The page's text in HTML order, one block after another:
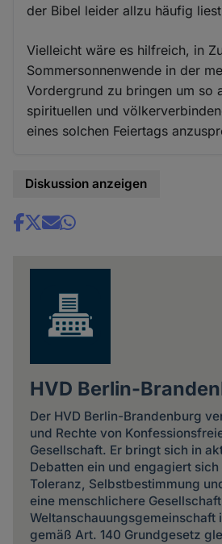
der Bibel leider allzu häufig
Vielleicht wäre es hilfreich, in
Sommersonnenwende in der
Vordergrund zu bringen um so
spirituellen und
eines solchen Feiertags
Diskussion anzeigen
Share
HVD Berlin-
Der HVD Berlin-Brandenburg
und Rechte von
Gesellschaft. Er bringt sich in
Debatten ein und engagiert
Toleranz, Selbstbestimmung
eine menschlichere
Weltanschauungsgemeinschaft
gemäß Art. 140 Grundgesetz